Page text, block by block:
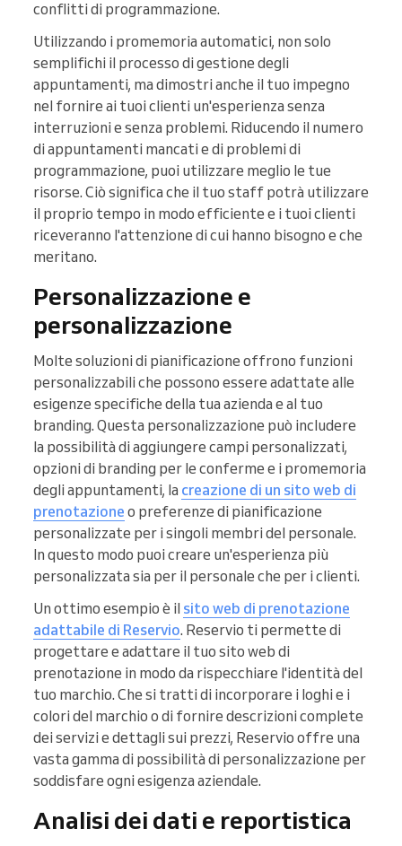
conflitti di programmazione.
Utilizzando i promemoria automatici, non solo
semplifichi il processo di gestione degli
appuntamenti, ma dimostri anche il tuo impegno
nel fornire ai tuoi clienti un'esperienza senza
interruzioni e senza problemi. Riducendo il numero
di appuntamenti mancati e di problemi di
programmazione, puoi utilizzare meglio le tue
risorse. Ciò significa che il tuo staff potrà utilizzare
il proprio tempo in modo efficiente e i tuoi clienti
riceveranno l'attenzione di cui hanno bisogno e che
meritano.
Personalizzazione e
personalizzazione
Molte soluzioni di pianificazione offrono funzioni
personalizzabili che possono essere adattate alle
esigenze specifiche della tua azienda e al tuo
branding. Questa personalizzazione può includere
la possibilità di aggiungere campi personalizzati,
opzioni di branding per le conferme e i promemoria
degli appuntamenti, la creazione di un sito web di
prenotazione o preferenze di pianificazione
personalizzate per i singoli membri del personale.
In questo modo puoi creare un'esperienza più
personalizzata sia per il personale che per i clienti.
Un ottimo esempio è il sito web di prenotazione
adattabile di Reservio. Reservio ti permette di
progettare e adattare il tuo sito web di
prenotazione in modo da rispecchiare l'identità del
tuo marchio. Che si tratti di incorporare i loghi e i
colori del marchio o di fornire descrizioni complete
dei servizi e dettagli sui prezzi, Reservio offre una
vasta gamma di possibilità di personalizzazione per
soddisfare ogni esigenza aziendale.
Analisi dei dati e reportistica